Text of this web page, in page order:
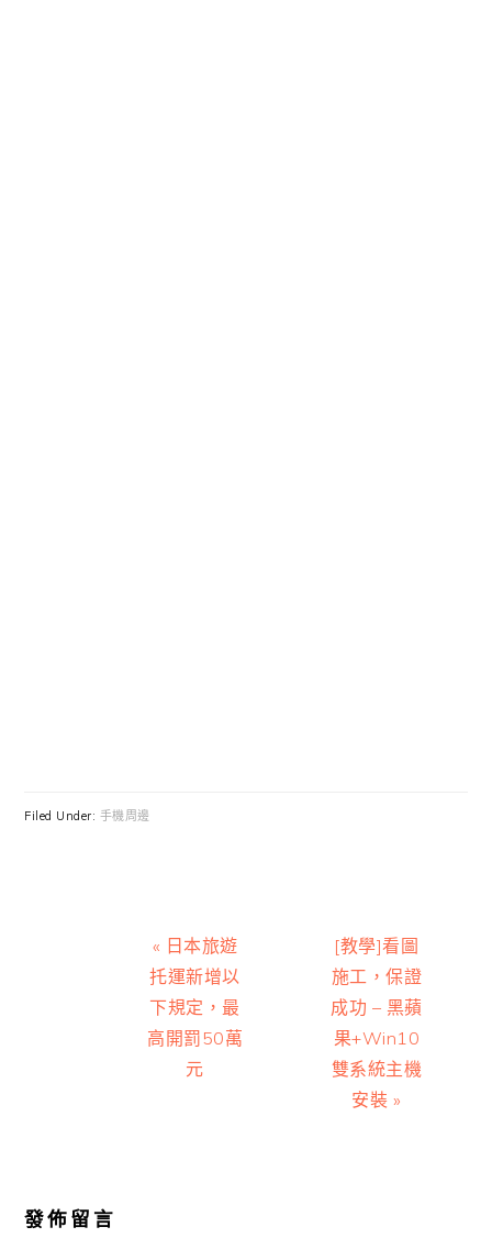
Filed Under: 手機周邊
Previous
Post:
« 日本旅遊
托運新增以
下規定，最
高開罰50萬
元
Next
Post:
[教學]看圖
施工，保證
成功 – 黑蘋
果+Win10
雙系統主機
安裝 »
發佈留言